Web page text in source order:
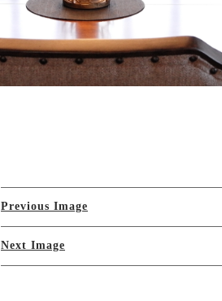
Previous Image
Next Image